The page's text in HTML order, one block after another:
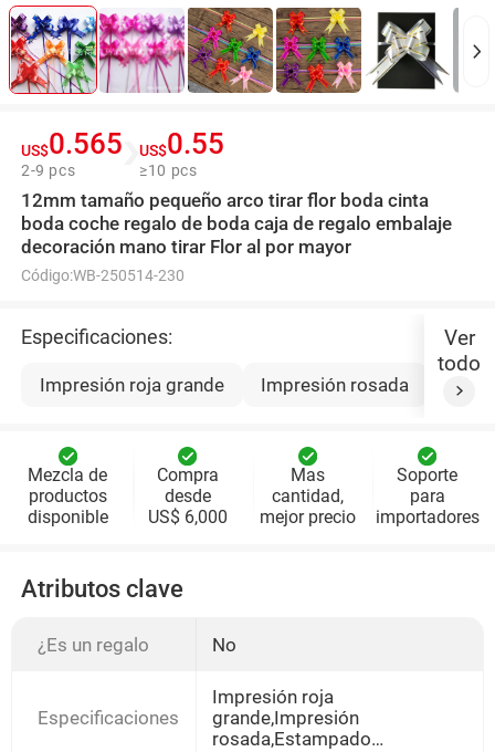
US$0.565
2-9 pcs
US$0.55
≥10 pcs
12mm tamaño pequeño arco tirar flor boda cinta
boda coche regalo de boda caja de regalo embalaje
decoración mano tirar Flor al por mayor
Código:WB-250514-230
Especificaciones:
Impresión roja grande Impresión rosada
Ver
todo
Mezcla de
productos
disponible
Compra
desde
US$ 6,000
Mas
cantidad,
mejor precio
Soporte
para
importadores
Atributos clave
¿Es un regalo No
Especificaciones
Impresión roja
grande,Impresión
rosada,Estampado